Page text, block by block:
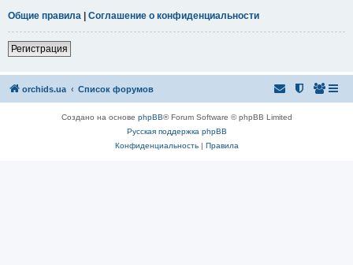
Общие правила | Соглашение о конфиденциальности
Регистрация
orchids.ua Список форумов
Создано на основе phpBB® Forum Software © phpBB Limited
Русская поддержка phpBB
Конфиденциальность| Правила